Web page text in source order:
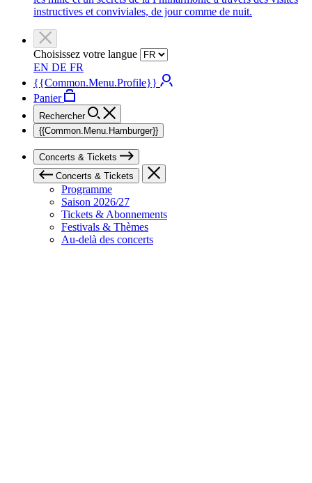
instructives et conviviales, de jour comme de nuit.
Choisissez votre langue
EN DE FR
{{Common.Menu.Profile}}
Panier
Rechercher
{{Common.Menu.Hamburger}}
Concerts & Tickets
Concerts & Tickets
Programme
Saison 2026/27
Tickets & Abonnements
Festivals & Thèmes
Au-delà des concerts